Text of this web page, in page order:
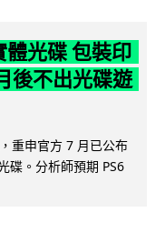
光碟 包裝印
後不出光碟遊
重申官方 7 月已公布
碟。分析師預期 PS6